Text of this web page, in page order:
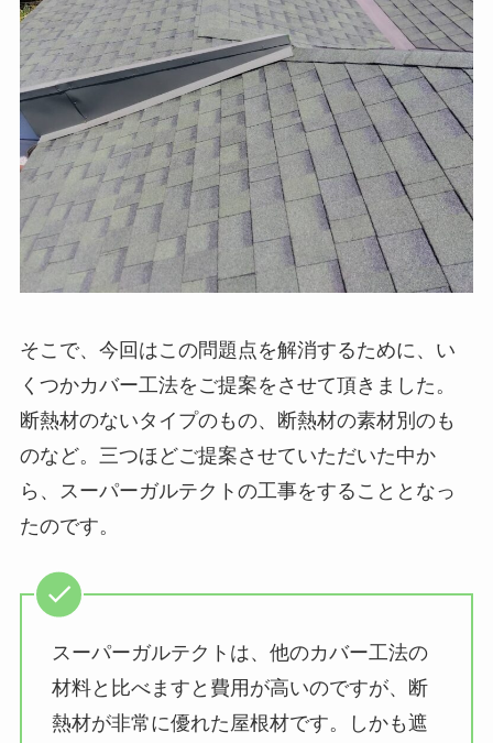
そこで、今回はこの問題点を解消するために、い
くつかカバー工法をご提案をさせて頂きました。
断熱材のないタイプのもの、断熱材の素材別のも
のなど。三つほどご提案させていただいた中か
ら、スーパーガルテクトの工事をすることとなっ
たのです。
スーパーガルテクトは、他のカバー工法の
材料と比べますと費用が高いのですが、断
熱材が非常に優れた屋根材です。しかも遮